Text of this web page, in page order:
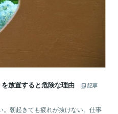
放置すると危険な理由
記事
。朝起きても疲れが抜けない。仕事